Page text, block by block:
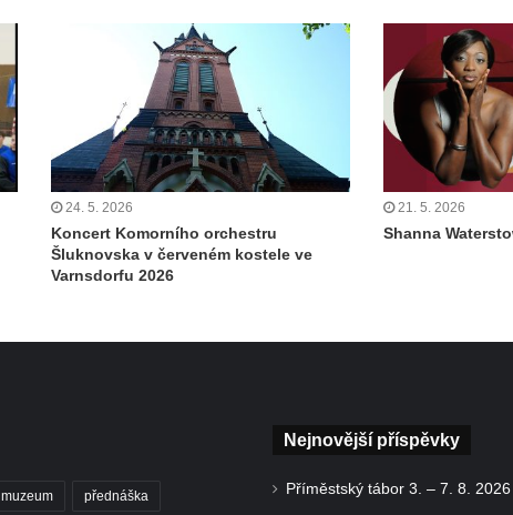
24. 5. 2026
Koncert Komorního orchestru
Šluknovska v červeném kostele ve
Varnsdorfu 2026
21. 5. 2026
Shanna
muzeum přednáška
Nejnovější příspěvky
Příměstský tábor 3. – 7. 8. 2026